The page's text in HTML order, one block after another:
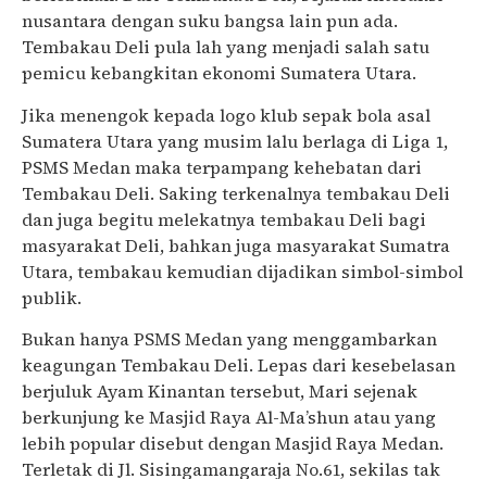
nusantara dengan suku bangsa lain pun ada.
Tembakau Deli pula lah yang menjadi salah satu
pemicu kebangkitan ekonomi Sumatera Utara.
Jika menengok kepada logo klub sepak bola asal
Sumatera Utara yang musim lalu berlaga di Liga 1,
PSMS Medan maka terpampang kehebatan dari
Tembakau Deli. Saking terkenalnya tembakau Deli
dan juga begitu melekatnya tembakau Deli bagi
masyarakat Deli, bahkan juga masyarakat Sumatra
Utara, tembakau kemudian dijadikan simbol-simbol
publik.
Bukan hanya PSMS Medan yang menggambarkan
keagungan Tembakau Deli. Lepas dari kesebelasan
berjuluk Ayam Kinantan tersebut, Mari sejenak
berkunjung ke Masjid Raya Al-Ma’shun atau yang
lebih popular disebut dengan Masjid Raya Medan.
Terletak di Jl. Sisingamangaraja No.61, sekilas tak